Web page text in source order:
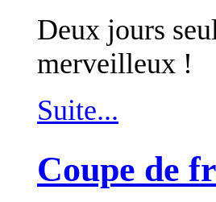
Deux jours
merveilleux !
Suite...
Coupe de